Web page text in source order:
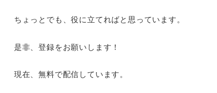
ちょっとでも、役に立てればと思っています。
是非、登録をお願いします！
現在、無料で配信しています。